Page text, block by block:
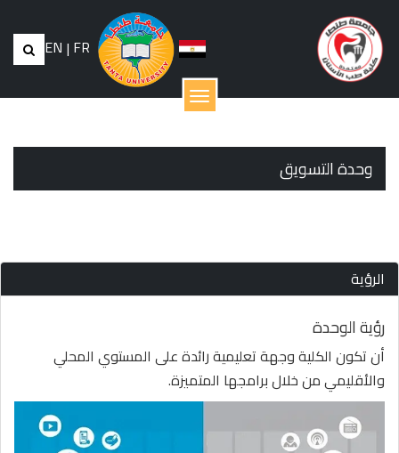
EN | FR
القائمة
وحدة التسويق
الرؤية
رؤية الوحدة
أن تكون الكلية وجهة تعليمية رائدة على المستوي المحلي
والأقليمي من خلال برامجها المتميزة.